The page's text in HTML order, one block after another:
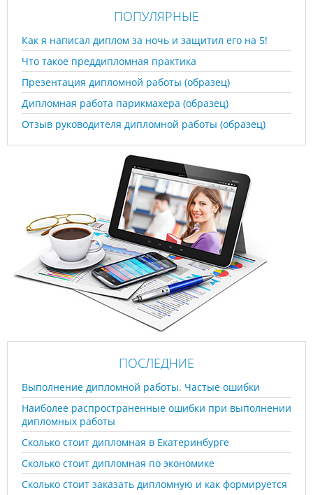
ПОПУЛЯРНЫЕ
Как я написал диплом за ночь и защитил его на 5!
Что такое преддипломная практика
Презентация дипломной работы (образец)
Дипломная работа парикмахера (образец)
Отзыв руководителя дипломной работы (образец)
ПОСЛЕДНИЕ
Выполнение дипломной работы. Частые ошибки
Наиболее распространенные ошибки при выполнении
дипломных работы
Сколько стоит дипломная в Екатеринбурге
Сколько стоит дипломная по экономике
Сколько стоит заказать дипломную и как формируется